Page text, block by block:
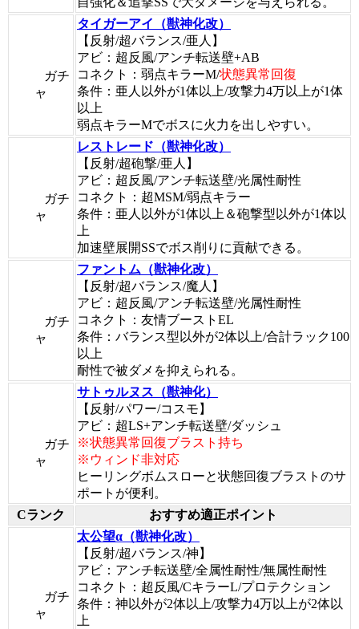
ガチ
ャ
タイガーアイ（獣神化改）
【反射/超バランス/亜人】
アビ：超反風/アンチ転送壁+AB
コネクト：弱点キラーM/状態異常回復
条件：亜人以外が1体以上/攻撃力4万以上が1体
以上
弱点キラーMでボスに火力を出しやすい。
ガチ
ャ
レストレード（獣神化改）
【反射/超砲撃/亜人】
アビ：超反風/アンチ転送壁/光属性耐性
コネクト：超MSM/弱点キラー
条件：亜人以外が1体以上＆砲撃型以外が1体以
上
加速壁展開SSでボス削りに貢献できる。
ガチ
ャ
ファントム（獣神化改）
【反射/超バランス/魔人】
アビ：超反風/アンチ転送壁/光属性耐性
コネクト：友情ブーストEL
条件：バランス型以外が2体以上/合計ラック100
以上
耐性で被ダメを抑えられる。
ガチ
ャ
サトゥルヌス（獣神化）
【反射/パワー/コスモ】
アビ：超LS+アンチ転送壁/ダッシュ
※状態異常回復ブラスト持ち
※ウィンド非対応
ヒーリングボムスローと状態回復ブラストのサ
ポートが便利。
Cランク
おすすめ適正ポイント
ガチ
ャ
太公望α（獣神化改）
【反射/超バランス/神】
アビ：アンチ転送壁/全属性耐性/無属性耐性
コネクト：超反風/CキラーL/プロテクション
条件：神以外が2体以上/攻撃力4万以上が2体以
上